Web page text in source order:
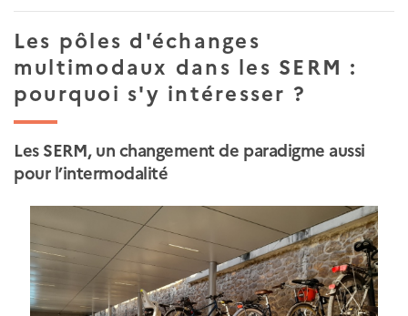
Les pôles d'échanges
multimodaux dans les SERM :
pourquoi s'y intéresser ?
Les SERM, un changement de paradigme aussi
pour l’intermodalité